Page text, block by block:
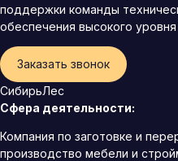
поддержки команды
обеспечения высокого
Заказать звонок
СибирьЛес
Сфера деятельности:
Компания по заготовке и
производство мебели и